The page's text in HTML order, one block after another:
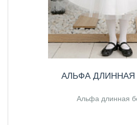
АЛЬФА
Альфа длинная